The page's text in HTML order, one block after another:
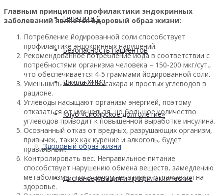
Гепатита С
Безопасность пациентов
Школа ХНИЗ
Клуб «Сибирское долголетие»
Здоровый образ жизни
Диспансеризация и профилактические
Главным принципом профилактики эндокринных
заболеваний является здоровый образ жизни:
Потребление йодированной соли способствует
профилактике эндокринных нарушений.
Рекомендованное потребление йода в соответствии с
потребностями организма человека – 150-200 мкг/сут.,
что обеспечивается 4-5 граммами йодированной соли.
Уменьшить количество сахара и простых углеводов в
рационе.
Углеводы насыщают организм энергией, поэтому
отказаться от них нельзя, но большое количество
углеводов приводит к повышенной выработке инсулина.
Осознанный отказ от вредных, разрушающих организм,
привычек, таких как курение и алкоголь, будет
правильным.
Контролировать вес. Неправильное питание
способствует нарушению обмена веществ, замедлению
метаболизма, что в целом негативно отражается на
здоровье.